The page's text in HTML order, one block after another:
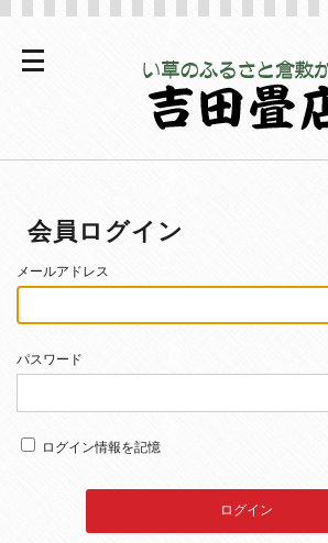
会員ログイン
メールアドレス
パスワード
ログイン情報を記憶